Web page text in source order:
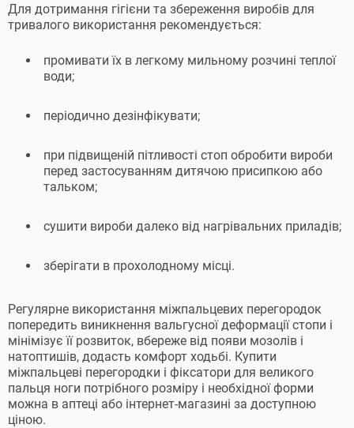
Для дотримання гігієни та збереження виробів для
тривалого використання рекомендується:
промивати їх в легкому мильному розчині теплої
води;
періодично дезінфікувати;
при підвищеній пітливості стоп обробити вироби
перед застосуванням дитячою присипкою або
тальком;
сушити вироби далеко від нагрівальних приладів;
зберігати в прохолодному місці.
Регулярне використання міжпальцевих перегородок
попередить виникнення вальгусної деформації стопи і
мінімізує її розвиток, вбереже від появи мозолів і
натоптишів, додасть комфорт ходьбі. Купити
міжпальцеві перегородки і фіксатори для великого
пальця ноги потрібного розміру і необхідної форми
можна в аптеці або інтернет-магазині за доступною
ціною.